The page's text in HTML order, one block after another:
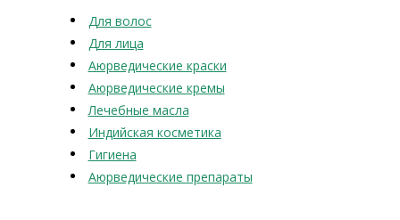
Для волос
Для лица
Аюрведические краски
Аюрведические кремы
Лечебные масла
Индийская косметика
Гигиена
Аюрведические препараты